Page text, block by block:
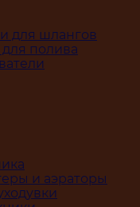
для шлангов
полива
и аэраторы